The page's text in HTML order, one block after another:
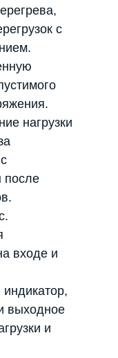
с
нагрузки
после
входе и
выходное
и